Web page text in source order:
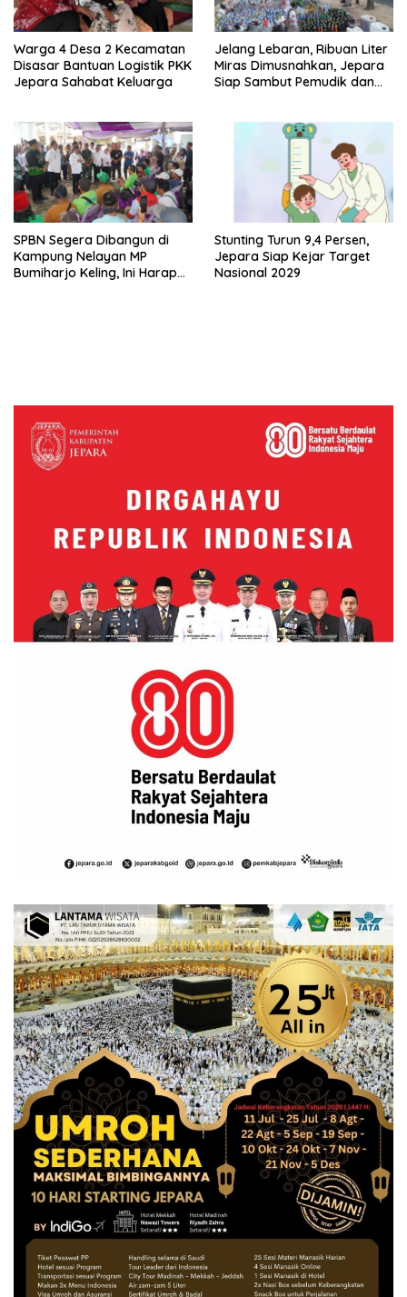
Warga 4 Desa 2 Kecamatan
Disasar Bantuan Logistik PKK
Jepara Sahabat Keluarga
Jelang Lebaran, Ribuan Liter
Miras Dimusnahkan, Jepara
Siap Sambut Pemudik dan
SPBN Segera Dibangun di
Kampung Nelayan MP
Bumiharjo Keling, Ini Harapan
Stunting Turun 9,4 Persen,
Jepara Siap Kejar Target
Nasional 2029